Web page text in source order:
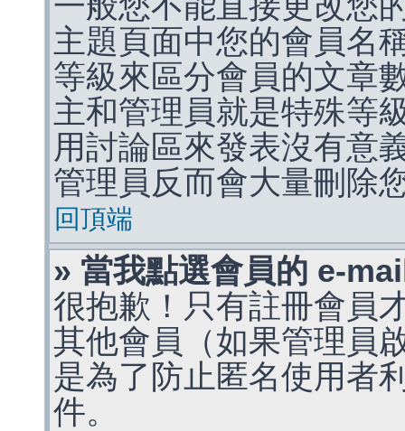
主題頁面中您的會員名
等級來區分會員的文章
主和管理員就是特殊等
用討論區來發表沒有意
管理員反而會大量刪除
回頂端
» 當我點選會員的 e-
很抱歉！只有註冊會員
其他會員（如果管理員
是為了防止匿名使用者
件。